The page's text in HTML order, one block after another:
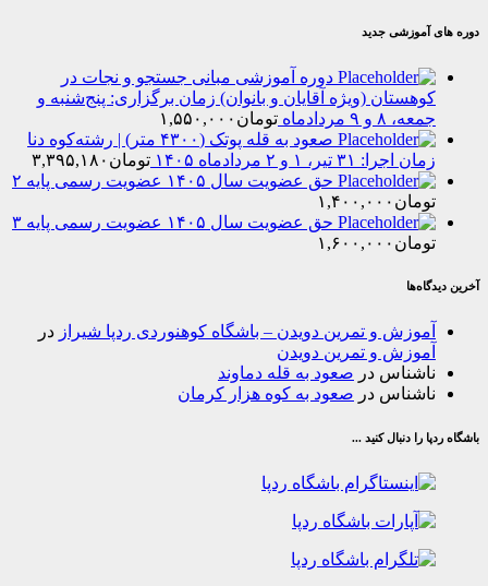
جدید
دوره آموزشی مبانی جستجو و نجات در
(ویژه آقایان و بانوان) زمان برگزاری: پنج‌شنبه و
تومان۱,۵۵۰,۰۰۰
صعود به قله پوتک (۴۳۰۰ متر) | رشته‌کوه دنا
۳۱ تیر، ۱ و ۲ مردادماه ۱۴۰۵
تومان ۳,۳۹۵,۱۸۰
حق عضویت سال ۱۴۰۵ عضویت رسمی پایه ۲
۱,۴۰۰,۰۰۰
حق عضویت سال ۱۴۰۵ عضویت رسمی پایه ۳
۱,۶۰۰,۰۰۰
و تمرین دویدن – باشگاه کوهنوردی ردپا شیراز در
و تمرین دویدن
درصعود به قله دماوند
درصعود به کوه هزار کرمان
دنبال کنید ...